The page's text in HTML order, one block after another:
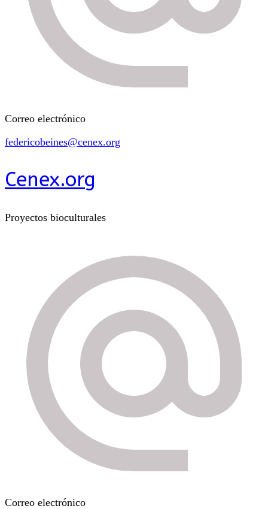
Correo electrónico
federicobeines@cenex.org
Cenex.org
Proyectos bioculturales
Correo electrónico